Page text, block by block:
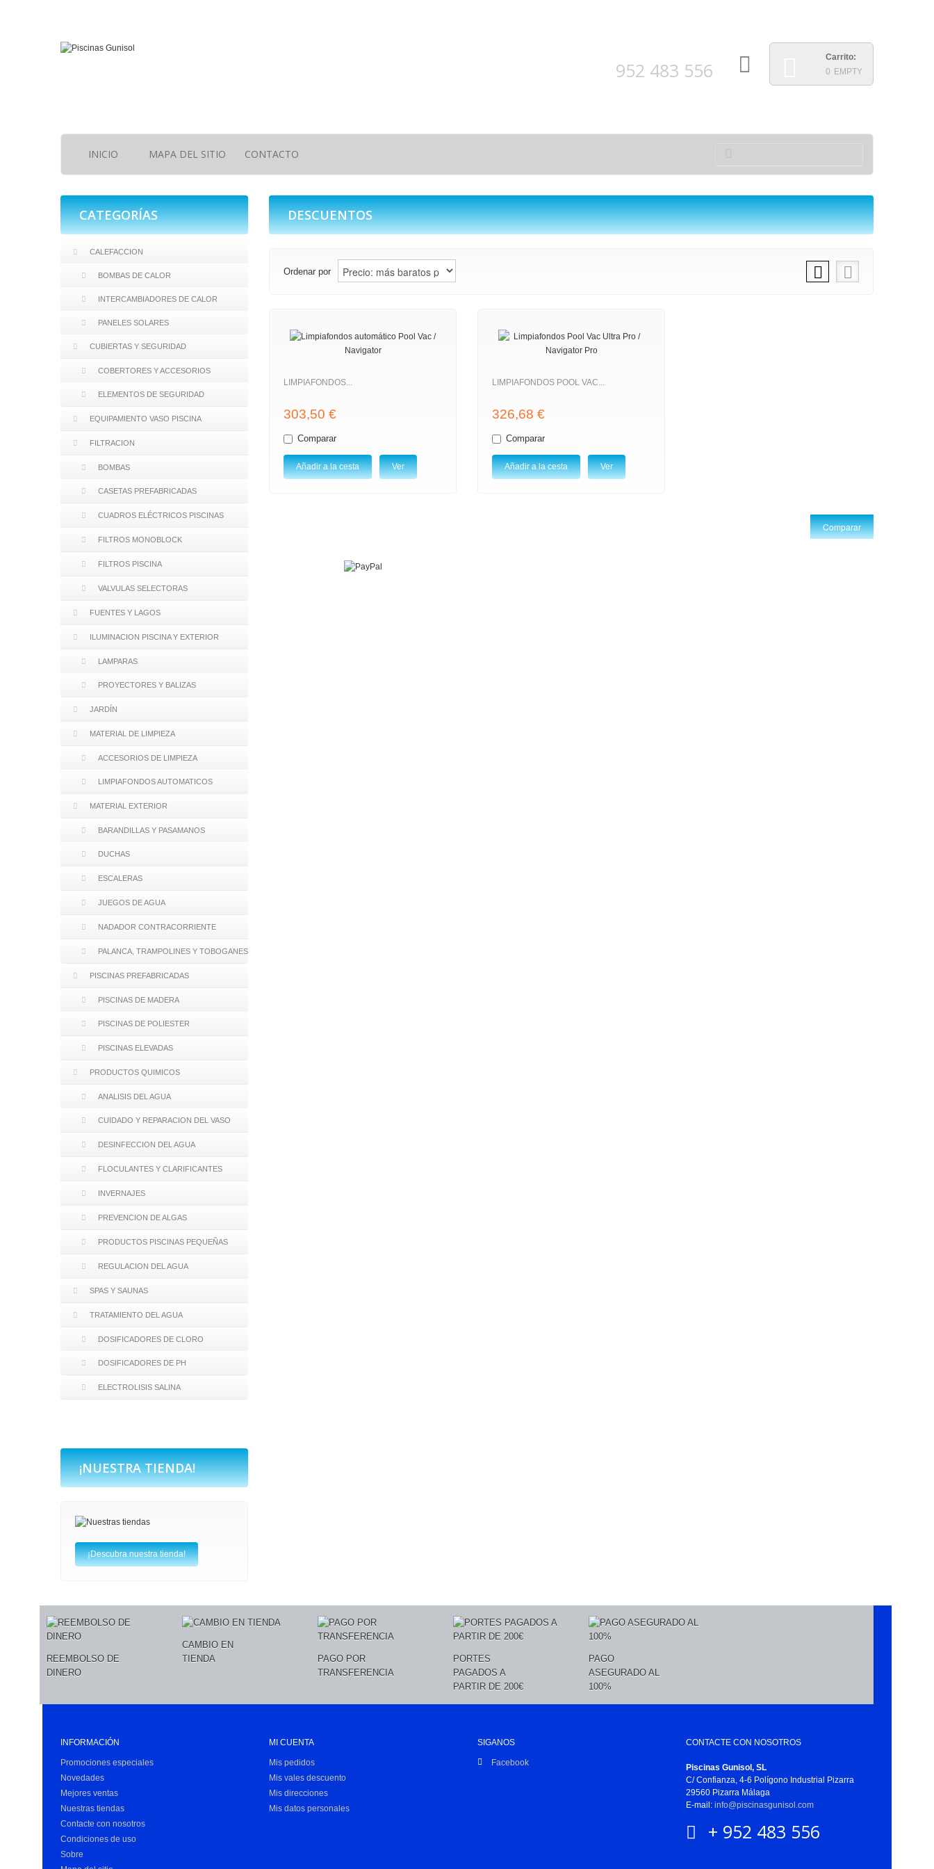
INICIO MAPA DEL SITIO CONTACTO
Carrito:
0 EMPTY
952 483 556
CATEGORÍAS
CALEFACCION
BOMBAS DE CALOR
INTERCAMBIADORES DE CALOR
PANELES SOLARES
CUBIERTAS Y SEGURIDAD
COBERTORES Y ACCESORIOS
ELEMENTOS DE SEGURIDAD
EQUIPAMIENTO VASO PISCINA
FILTRACION
BOMBAS
CASETAS PREFABRICADAS
CUADROS ELÉCTRICOS PISCINAS
FILTROS MONOBLOCK
FILTROS PISCINA
VALVULAS SELECTORAS
FUENTES Y LAGOS
ILUMINACION PISCINA Y EXTERIOR
LAMPARAS
PROYECTORES Y BALIZAS
JARDÍN
MATERIAL DE LIMPIEZA
ACCESORIOS DE LIMPIEZA
LIMPIAFONDOS AUTOMATICOS
MATERIAL EXTERIOR
BARANDILLAS Y PASAMANOS
DUCHAS
ESCALERAS
JUEGOS DE AGUA
NADADOR CONTRACORRIENTE
PALANCA, TRAMPOLINES Y TOBOGANES
PISCINAS PREFABRICADAS
PISCINAS DE MADERA
PISCINAS DE POLIESTER
PISCINAS ELEVADAS
PRODUCTOS QUIMICOS
ANALISIS DEL AGUA
CUIDADO Y REPARACION DEL VASO
DESINFECCION DEL AGUA
FLOCULANTES Y CLARIFICANTES
INVERNAJES
PREVENCION DE ALGAS
PRODUCTOS PISCINAS PEQUEÑAS
REGULACION DEL AGUA
SPAS Y SAUNAS
TRATAMIENTO DEL AGUA
DOSIFICADORES DE CLORO
DOSIFICADORES DE PH
ELECTROLISIS SALINA
¡NUESTRA TIENDA!
¡Descubra nuestra tienda!
DESCUENTOS
Ordenar por
LIMPIAFONDOS...
303,50 €
Comparar
Añadir a la cesta Ver
LIMPIAFONDOS POOL VAC...
326,68 €
Comparar
Añadir a la cesta Ver
REEMBOLSO DE
DINERO
CAMBIO EN
TIENDA
PAGO POR
TRANSFERENCIA
PORTES
PAGADOS A
PARTIR DE 200€
PAGO
ASEGURADO AL
100%
INFORMACIÓN
Promociones especiales
Novedades
Mejores ventas
Nuestras tiendas
Contacte con nosotros
Condiciones de uso
Sobre
MI CUENTA
Mis pedidos
Mis vales descuento
Mis direcciones
Mis datos personales
SIGANOS
Facebook
CONTACTE CON NOSOTROS
Piscinas Gunisol, SL
C/ Confianza, 4-6 Polígono Industrial Pizarra
29560 Pizarra Málaga
E-mail: info@piscinasgunisol.com
+ 952 483 556